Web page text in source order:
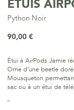
ETUIS
Python Noir
90,00 €
Étui à AirPods Jamie
Orné d’une beetle
Mousqueton
sac ou à un étui de